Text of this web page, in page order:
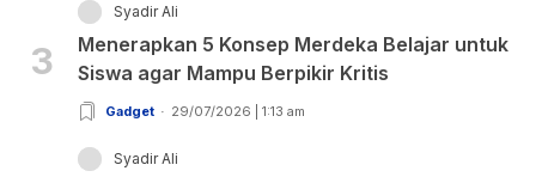
3
Syadir Ali
Menerapkan 5 Konsep Merdeka Belajar untuk
Siswa agar Mampu Berpikir Kritis
Gadget 29/07/2026 | 1:13 am
Syadir Ali